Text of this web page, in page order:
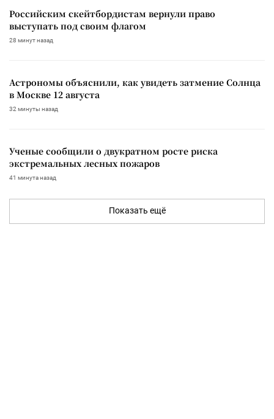
Российским скейтбордистам вернули право
выступать под своим флагом
28 минут назад
Астрономы объяснили, как увидеть затмение Солнца
в Москве 12 августа
32 минуты назад
Ученые сообщили о двукратном росте риска
экстремальных лесных пожаров
41 минута назад
Показать ещё